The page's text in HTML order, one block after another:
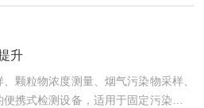
度成正比的电流信号;催化燃烧传感器
产生的热量变化来测量可燃气体浓度;
升
颗粒物浓度测量、烟气污染物采样、
携式检测设备，适用于固定污染源烟